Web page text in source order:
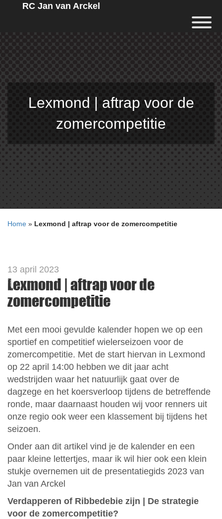
RC Jan van Arckel
Lexmond | aftrap voor de
zomercompetitie
Home » Lexmond | aftrap voor de zomercompetitie
13 april 2023
Lexmond | aftrap voor de
zomercompetitie
Met een mooi gevulde kalender hopen we op een
sportief en competitief wielerseizoen voor de
zomercompetitie. Met de start hiervan in Lexmond
op 22 april 14:00 hebben we dit jaar acht
wedstrijden waar het natuurlijk gaat over de
dagzege en het koersverloop tijdens de betreffende
ronde, maar daarnaast houden wij voor renners uit
onze regio ook weer een klassement bij tijdens het
seizoen.
Onder aan dit artikel vind je de kalender en een
paar kleine lettertjes, maar ik wil hier ook een klein
stukje overnemen uit de presentatiegids 2023 van
Jan van Arckel
Verdapperen of Ribbedebie zijn | De strategie
voor de zomercompetitie?